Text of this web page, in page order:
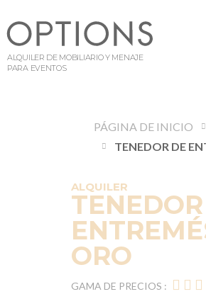
ALQUILER DE MOBILIARIO Y MENAJE
PARA EVENTOS
PÁGINA DE INICIO
ALQUILER
ORO
GAMA DE PRECIOS :